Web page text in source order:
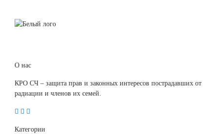
О нас
КРО СЧ – защита прав и законных интересов пострадавших от
радиации и членов их семей.
Категории